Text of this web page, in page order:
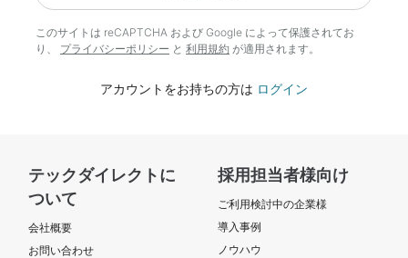
このサイトは reCAPTCHA および Google によって保護されてお
り、 プライバシーポリシー と 利用規約 が適用されます。
アカウントをお持ちの方は ログイン
テックダイレクトに
ついて
会社概要
お問い合わせ
採用担当者様向け
ご利用検討中の企業様
導入事例
ノウハウ